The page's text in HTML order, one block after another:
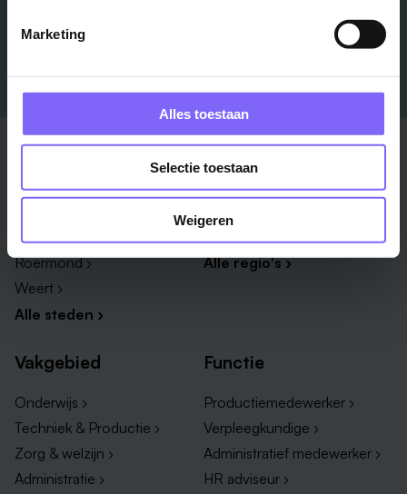
Marketing
Alles toestaan
Selectie toestaan
Weigeren
Stad
Maastricht ›
Heerlen ›
Roermond ›
Weert ›
Alle steden ›
Regio
Zuid-Limburg ›
Noord-Limburg ›
Alle regio's ›
Vakgebied
Onderwijs ›
Techniek & Productie ›
Zorg & welzijn ›
Administratie ›
Functie
Productiemedewerker ›
Verpleegkundige ›
Administratief medewerker ›
HR adviseur ›